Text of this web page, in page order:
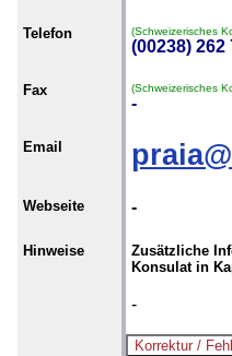
Telefon (Schweizerisches
(00238) 262
Fax (Schweizerisches
-
Email
Webseite -
Hinweise
Zusätzliche
Konsulat in
-